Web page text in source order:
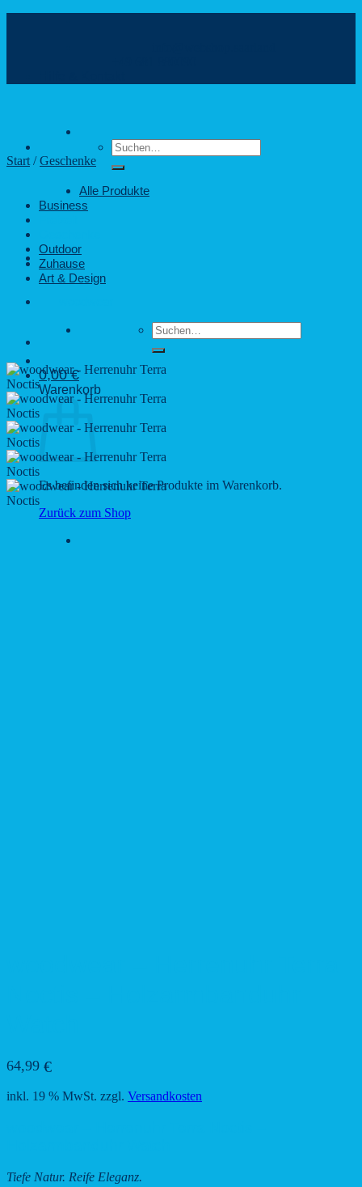
Suchen
nach:
Alle Produkte
Business
Outdoor
Zuhause
Art & Design
Suchen
nach:
0,00€
Warenkorb
Es befinden sich keine Produkte im Warenkorb.
Zurück zum Shop
Start / Geschenke
64,99 €
inkl. 19 % MwSt. zzgl. Versandkosten
Tiefe Natur. Reife Eleganz.